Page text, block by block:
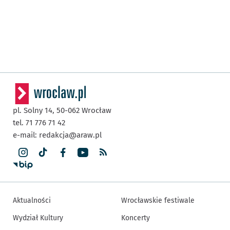
pl. Solny 14, 50-062 Wrocław
tel. 71 776 71 42
e-mail: redakcja@araw.pl
Aktualności
Wydział Kultury
Wrocławskie festiwale
Koncerty